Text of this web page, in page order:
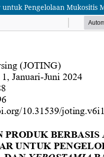
Pengelolaan Mukositis